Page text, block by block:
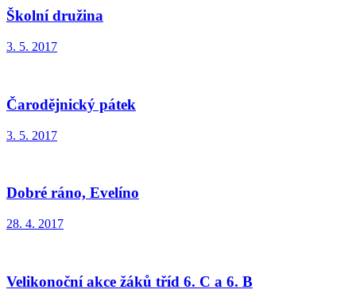
Školní družina
3. 5. 2017
Čarodějnický pátek
3. 5. 2017
Dobré ráno, Evelíno
28. 4. 2017
Velikonoční akce žáků tříd 6. C a 6. B